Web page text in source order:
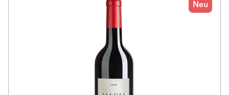
Neu